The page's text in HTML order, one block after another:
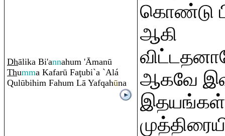
Dhālika Bi'annahum 'Āmanū
Thumma Kafarū Faţubi`a `Alá
Qulūbihim Fahum Lā Yafqahūna
கொண்டு
ஆகி
ஆகவே
இதயங்கள்